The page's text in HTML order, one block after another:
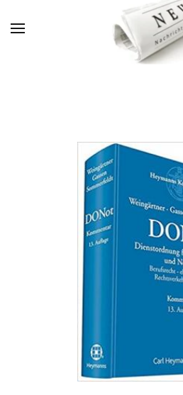
Zum Hauptinhalt springen